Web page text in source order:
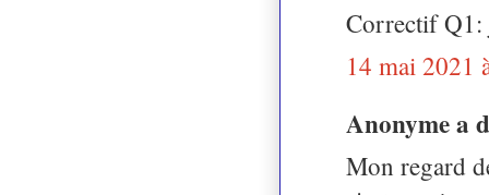
Correctif Q1:
14 mai 2021
Anonyme a
Mon regard